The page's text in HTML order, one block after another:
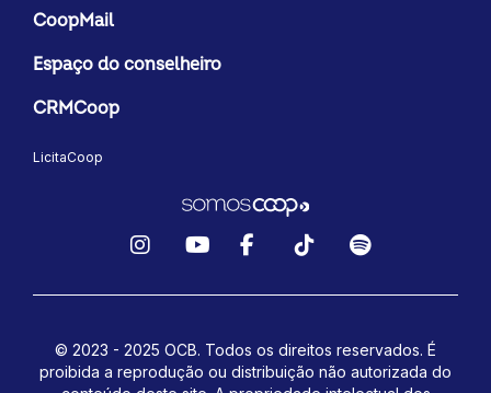
CoopMail
Espaço do conselheiro
CRMCoop
LicitaCoop
© 2023 - 2025 OCB. Todos os direitos reservados. É
proibida a reprodução ou distribuição não autorizada do